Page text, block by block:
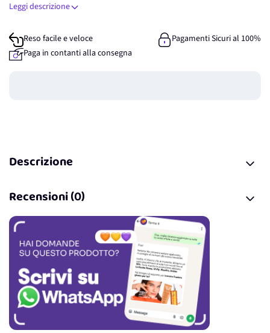
Leggi descrizione
Reso facile e veloce
Pagamenti Sicuri al 100%
Paga in contanti alla consegna
Descrizione
Recensioni (0)